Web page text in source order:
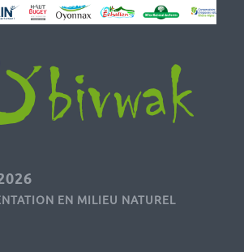
EN MILIEU NATUREL